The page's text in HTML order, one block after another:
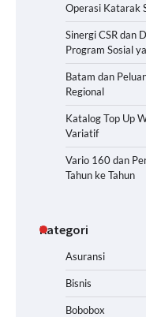
Operasi Katarak
Sinergi CSR dan
Program Sosial
Batam dan
Regional
Katalog Top Up
Variatif
Vario 160 dan
Tahun ke Tahun
Kategori
Asuransi
Bisnis
Bobobox